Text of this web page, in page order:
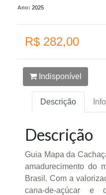
Ano: 2025
R$ 282,00
Indisponível
Descrição
Descrição
Guia Mapa da
amadurecimento do
Brasil. Com a
cana-de-açúcar e